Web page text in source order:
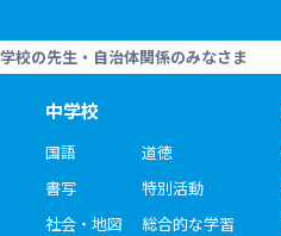
学校の先生・自治体関係のみなさま
中学校
国語
書写
社会・地図
道徳
特別活動
総合的な学習